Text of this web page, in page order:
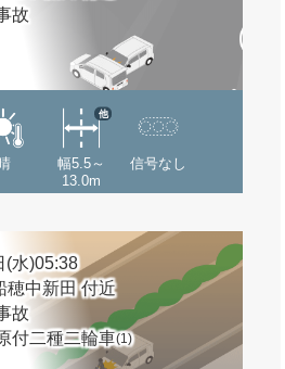
故
幅5.5～
13.0m
他
信号なし
(水)05:38
穂中新田 付近
故
付二種二輪車(1)